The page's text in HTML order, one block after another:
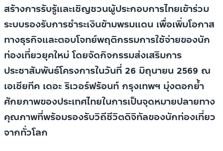
สร้างการรับรู้และเชิญชวนผู้ประกอบการไทยเข้าร่วม
ระบบรองรับการชำระเงินข้ามพรมแดน เพื่อเพิ่มโอกาส
ทางธุรกิจและตอบโจทย์พฤติกรรมการใช้จ่ายของนัก
ท่องเที่ยวยุคใหม่ โดยจัดกิจกรรมส่งเสริมการ
ประชาสัมพันธ์โครงการในวันที่ 26 มิถุนายน 2569 ณ
เอเชียทีค เดอะ ริเวอร์ฟร้อนท์ กรุงเทพฯ มุ่งตอกย้ำ
ศักยภาพของประเทศไทยในการเป็นจุดหมายปลายทาง
คุณภาพที่พร้อมรองรับวิถีชีวิตดิจิทัลของนักท่องเที่ยว
จากทั่วโลก